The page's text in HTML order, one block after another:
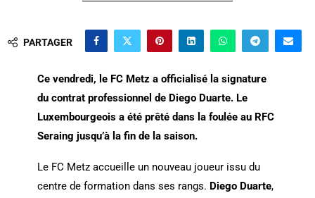
PARTAGER
Ce vendredi, le FC Metz a officialisé la signature
du contrat professionnel de Diego Duarte. Le
Luxembourgeois a été prêté dans la foulée au RFC
Seraing jusqu’à la fin de la saison.
Le FC Metz accueille un nouveau joueur issu du
centre de formation dans ses rangs. Diego Duarte,